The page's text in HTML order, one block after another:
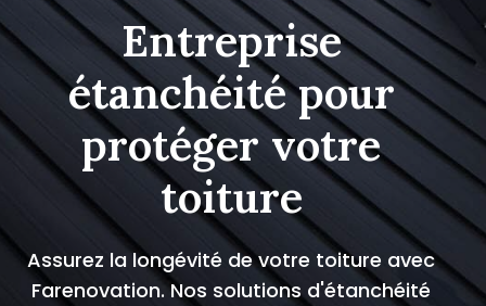
pour
votre
votre toiture avec
d'étanchéité